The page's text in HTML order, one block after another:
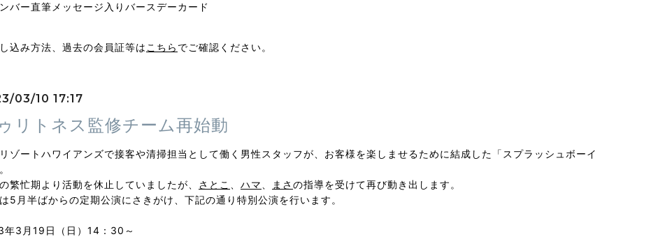
ンバー直筆メッセージ入りバースデーカード
込み方法、過去の会員証等は こちら でご確認ください。
03/10 17:17
リトネス監修チーム再始動
ゾートハワイアンズで接客や清掃担当として働く男性スタッフが、お客様を楽しませるために結成した「スプラッシュボーイ
繁忙期より活動を休止していましたが、 さとこ ハマ まさ の指導を受けて再び動き出します。
5月半ばからの定期公演にさきがけ、下記の通り特別公演を行います。
年3月19日（日）14：30～